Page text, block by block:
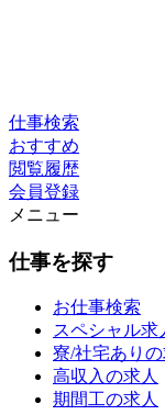
仕事検索
おすすめ
閲覧履歴
会員登録
メニュー
仕事を探す
お仕事検索
スペシャル求
寮/社宅ありの
高収入の求人
期間工の求人